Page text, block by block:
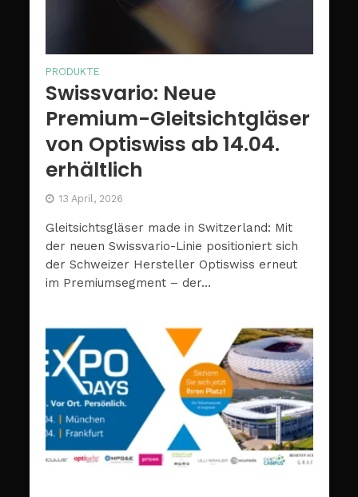
PRODUKTE
Swissvario: Neue
Premium-Gleitsichtgläser
von Optiswiss ab 14.04.
erhältlich
13 April, 2026
Gleitsichtsgläser made in Switzerland: Mit
der neuen Swissvario-Linie positioniert sich
der Schweizer Hersteller Optiswiss erneut
im Premiumsegment – der...